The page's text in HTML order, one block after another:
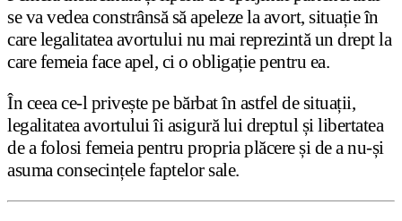
se va vedea constrânsă să apeleze la avort, situație în
care legalitatea avortului nu mai reprezintă un drept la
care femeia face apel, ci o obligație pentru ea.
În ceea ce-l privește pe bărbat în astfel de situații,
legalitatea avortului îi asigură lui dreptul și libertatea
de a folosi femeia pentru propria plăcere și de a nu-și
asuma consecințele faptelor sale.